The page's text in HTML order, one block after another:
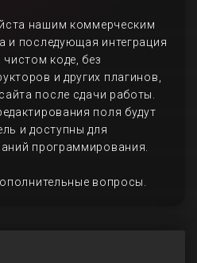
нашим коммерческим
и последующая интеграция
чистом коде, без
и других плагинов,
после сдачи работы.
поля будут
и доступны для
программирования.
вопросы.